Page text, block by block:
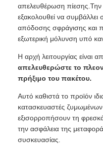
απελευθέρωση πίεσης.Την
εξακολουθεί να συμβάλλει
απόδοσης σφράγισης και
εξωτερική μόλυνση υπό
Η αρχή λειτουργίας είναι
απελευθερώστε το
πρήξιμο του πακέτου.
Αυτό καθιστά το προϊόν
κατασκευαστές
εξισορροπήσουν τη
την ασφάλεια της
συσκευασίας.